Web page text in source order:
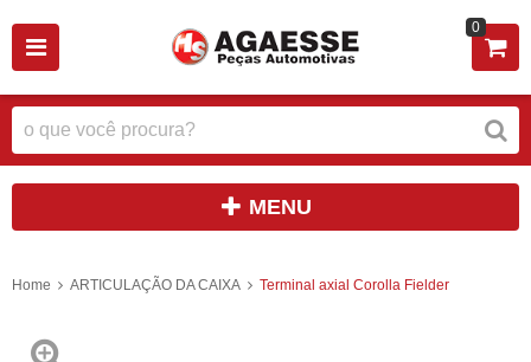
0
MENU
Home ARTICULAÇÃO DA CAIXA Terminal axial Corolla Fielder